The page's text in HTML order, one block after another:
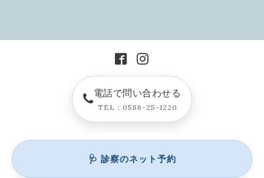
電話で問い合わせる
TEL：0586-25-1220
🩺 診察のネット予約